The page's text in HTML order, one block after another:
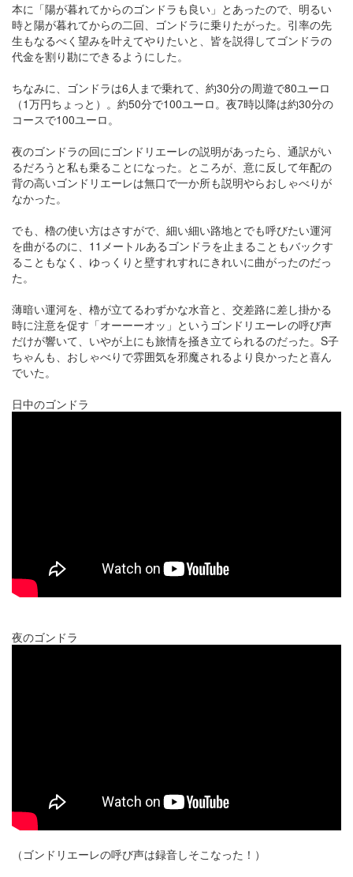
本に「陽が暮れてからのゴンドラも良い」とあったので、明るい
時と陽が暮れてからの二回、ゴンドラに乗りたがった。引率の先
生もなるべく望みを叶えてやりたいと、皆を説得してゴンドラの
代金を割り勘にできるようにした。
ちなみに、ゴンドラは6人まで乗れて、約30分の周遊で80ユーロ
（1万円ちょっと）。約50分で100ユーロ。夜7時以降は約30分の
コースで100ユーロ。
夜のゴンドラの回にゴンドリエーレの説明があったら、通訳がい
るだろうと私も乗ることになった。ところが、意に反して年配の
背の高いゴンドリエーレは無口で一か所も説明やらおしゃべりが
なかった。
でも、櫓の使い方はさすがで、細い細い路地とでも呼びたい運河
を曲がるのに、11メートルあるゴンドラを止まることもバックす
ることもなく、ゆっくりと壁すれすれにきれいに曲がったのだっ
た。
薄暗い運河を、櫓が立てるわずかな水音と、交差路に差し掛かる
時に注意を促す「オーーーオッ」というゴンドリエーレの呼び声
だけが響いて、いやが上にも旅情を掻き立てられるのだった。S子
ちゃんも、おしゃべりで雰囲気を邪魔されるより良かったと喜ん
でいた。
日中のゴンドラ
夜のゴンドラ
（ゴンドリエーレの呼び声は録音しそこなった！）